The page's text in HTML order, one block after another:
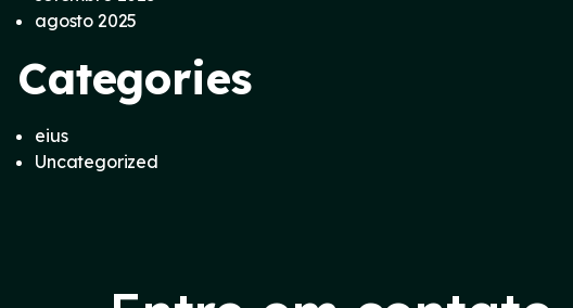
agosto 2025
Categories
eius
Uncategorized